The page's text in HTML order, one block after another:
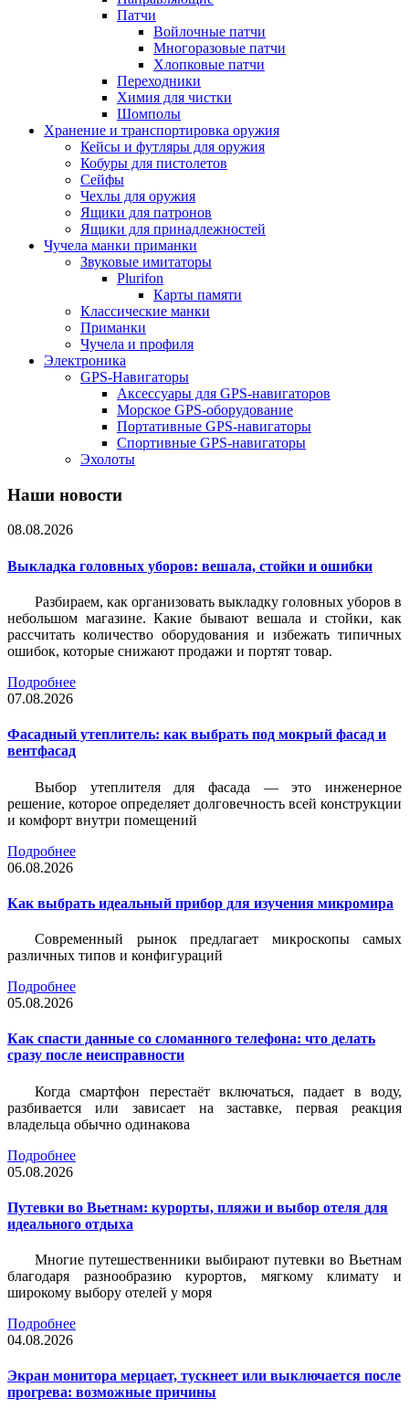
Патчи
Войлочные патчи
Многоразовые патчи
Хлопковые патчи
Переходники
Химия для чистки
Шомполы
Хранение и транспортировка оружия
Кейсы и футляры для оружия
Кобуры для пистолетов
Сейфы
Чехлы для оружия
Ящики для патронов
Ящики для принадлежностей
Чучела манки приманки
Звуковые имитаторы
Plurifon
Карты памяти
Классические манки
Приманки
Чучела и профиля
Электроника
GPS-Навигаторы
Аксессуары для GPS-навигаторов
Морское GPS-оборудование
Портативные GPS-навигаторы
Спортивные GPS-навигаторы
Эхолоты
Наши новости
08.08.2026
Выкладка головных уборов: вешала, стойки и ошибки
Разбираем, как организовать выкладку головных уборов в
небольшом магазине. Какие бывают вешала и стойки, как
рассчитать количество оборудования и избежать типичных
ошибок, которые снижают продажи и портят товар.
Подробнее
07.08.2026
Фасадный утеплитель: как выбрать под мокрый фасад и
вентфасад
Выбор утеплителя для фасада — это инженерное
решение, которое определяет долговечность всей конструкции
и комфорт внутри помещений
Подробнее
06.08.2026
Как выбрать идеальный прибор для изучения микромира
Современный рынок предлагает микроскопы самых
различных типов и конфигураций
Подробнее
05.08.2026
Как спасти данные со сломанного телефона: что делать
сразу после неисправности
Когда смартфон перестаёт включаться, падает в воду,
разбивается или зависает на заставке, первая реакция
владельца обычно одинакова
Подробнее
05.08.2026
Путевки во Вьетнам: курорты, пляжи и выбор отеля для
идеального отдыха
Многие путешественники выбирают путевки во Вьетнам
благодаря разнообразию курортов, мягкому климату и
широкому выбору отелей у моря
Подробнее
04.08.2026
Экран монитора мерцает, тускнеет или выключается после
прогрева: возможные причины